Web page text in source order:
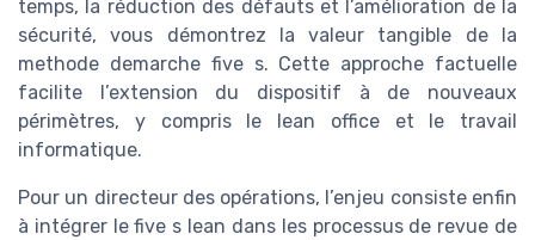
temps, la réduction des défauts et l’amélioration de la
sécurité, vous démontrez la valeur tangible de la
methode demarche five s. Cette approche factuelle
facilite l’extension du dispositif à de nouveaux
périmètres, y compris le lean office et le travail
informatique.
Pour un directeur des opérations, l’enjeu consiste enfin
à intégrer le five s lean dans les processus de revue de